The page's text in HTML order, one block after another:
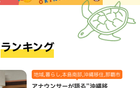
ランキング
地域,暮らし,本島南部,沖縄移住,那覇市
アナウンサーが語る”沖縄移